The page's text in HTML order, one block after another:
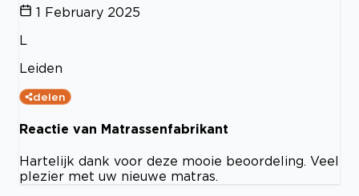
1 February 2025
L
Leiden
delen
Reactie van Matrassenfabrikant
Hartelijk dank voor deze mooie beoordeling. Veel
plezier met uw nieuwe matras.